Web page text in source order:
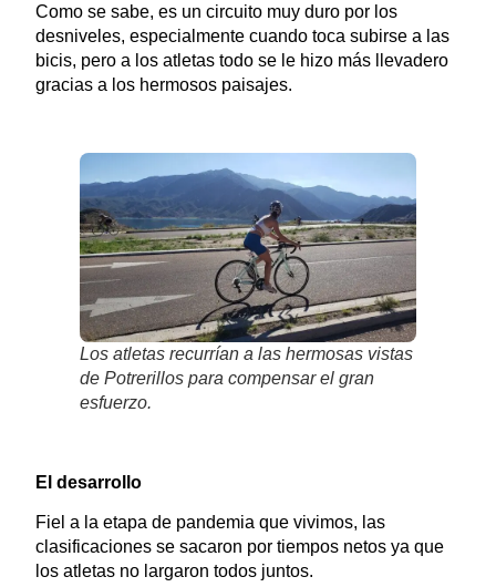
Como se sabe, es un circuito muy duro por los
desniveles, especialmente cuando toca subirse a las
bicis, pero a los atletas todo se le hizo más llevadero
gracias a los hermosos paisajes.
Los atletas recurrían a las hermosas vistas
de Potrerillos para compensar el gran
esfuerzo.
El desarrollo
Fiel a la etapa de pandemia que vivimos, las
clasificaciones se sacaron por tiempos netos ya que
los atletas no largaron todos juntos.